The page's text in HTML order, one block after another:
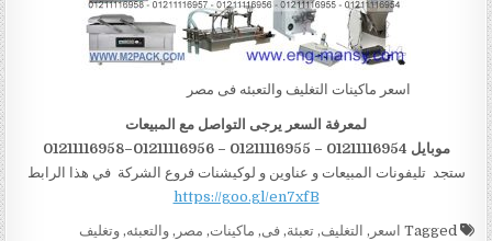
اسعر ماكينات التغليف والتعبئه فى مصر
لمعرفة السعر يرجى التواصل مع المبيعات
موبايل 01211116954 – 01211116955 – 01211116956–01211116958
ستجد تليفونات المبيعات و عناوين و لوكيشنات فروع الشركة في هذا الرابط
https://goo.gl/en7xfB
Tagged اسعر , التغليف,تعبئة,فى, ماكينات, مصر ,والتعبئه,وتغليف